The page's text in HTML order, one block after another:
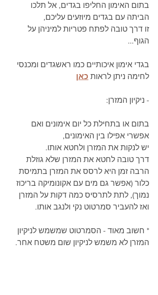
בתום האימון החליפו בגדים, אל תלכו
הביתה עם בגדים מיוזעים עליכם,
זו דרך טובה לפתח פטריות למיניהן על
הגוף...
בגדי אימון איכותיים כמו ראשגדים ומכנסי
לחימה ניתן לראות כאן
- ניקיון המזרן:
בתום או בתחילת כל יום אימונים ואם
אפשרי אפילו בין האימונים,
יש לנקות את המזרן ולחטא אותו.
דרך טובה לחטא את המזרן שלא גוזלת
הרבה זמן היא לרסס את המזרן בתמיסת
כלור (אפשר גם מים עם אקונומיקה בריכוז
נמוך), לתת לתרסיס כמה דקות על המזרן
ואז להעביר סמרטוט נקי ולנגב אותו.
* חשוב מאוד - הסמרטוט שמשמש לניקיון
המזרן לא משמש לניקיון שום משטח אחר.